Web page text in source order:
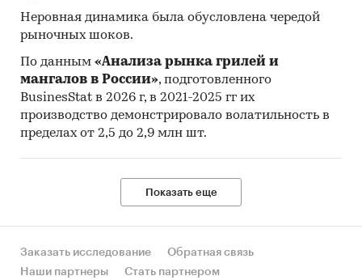
Неровная динамика была обусловлена чередой
рыночных шоков.
По данным «Анализа рынка грилей и
мангалов в России», подготовленного
BusinesStat в 2026 г, в 2021-2025 гг их
производство демонстрировало волатильность в
пределах от 2,5 до 2,9 млн шт.
Показать еще
Заказать исследование
Обратная связь
Наши партнеры
Стать партнером